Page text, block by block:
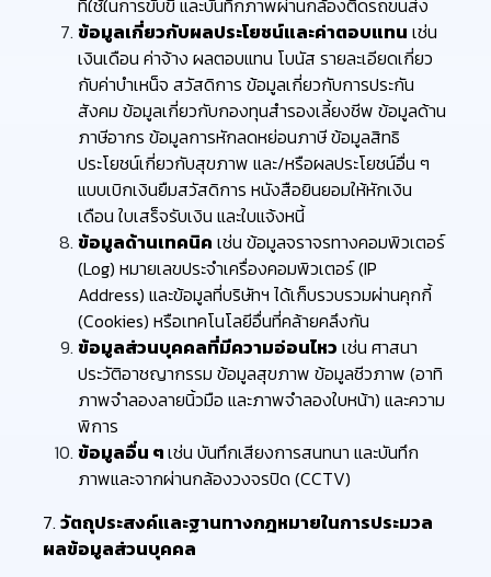
ที่ใช้ในการขับขี่ และบันทึกภาพผ่านกล้องติดรถขนส่ง
ข้อมูลเกี่ยวกับผลประโยชน์และค่าตอบแทน เช่น
เงินเดือน ค่าจ้าง ผลตอบแทน โบนัส รายละเอียดเกี่ยว
กับค่าบำเหน็จ สวัสดิการ ข้อมูลเกี่ยวกับการประกัน
สังคม ข้อมูลเกี่ยวกับกองทุนสำรองเลี้ยงชีพ ข้อมูลด้าน
ภาษีอากร ข้อมูลการหักลดหย่อนภาษี ข้อมูลสิทธิ
ประโยชน์เกี่ยวกับสุขภาพ และ/หรือผลประโยชน์อื่น ๆ
แบบเบิกเงินยืมสวัสดิการ หนังสือยินยอมให้หักเงิน
เดือน ใบเสร็จรับเงิน และใบแจ้งหนี้
ข้อมูลด้านเทคนิค เช่น ข้อมูลจราจรทางคอมพิวเตอร์
(Log) หมายเลขประจำเครื่องคอมพิวเตอร์ (IP
Address) และข้อมูลที่บริษัทฯ ได้เก็บรวบรวมผ่านคุกกี้
(Cookies) หรือเทคโนโลยีอื่นที่คล้ายคลึงกัน
ข้อมูลส่วนบุคคลที่มีความอ่อนไหว เช่น ศาสนา
ประวัติอาชญากรรม ข้อมูลสุขภาพ ข้อมูลชีวภาพ (อาทิ
ภาพจำลองลายนิ้วมือ และภาพจำลองใบหน้า) และความ
พิการ
ข้อมูลอื่น ๆเช่น บันทึกเสียงการสนทนา และบันทึก
ภาพและจากผ่านกล้องวงจรปิด (CCTV)
7.วัตถุประสงค์และฐานทางกฎหมายในการประมวล
ผลข้อมูลส่วนบุคคล